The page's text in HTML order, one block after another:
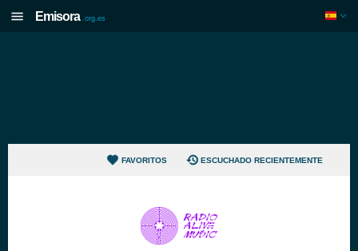
Emisora .org.es
FAVORITOS ESCUCHADO RECIENTEMENTE